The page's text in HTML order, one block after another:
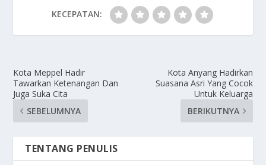
KECEPATAN:
Kota Meppel Hadir
Tawarkan Ketenangan Dan
Juga Suka Cita
SEBELUMNYA
Kota Anyang Hadirkan
Suasana Asri Yang Cocok
Untuk Keluarga
BERIKUTNYA
TENTANG PENULIS